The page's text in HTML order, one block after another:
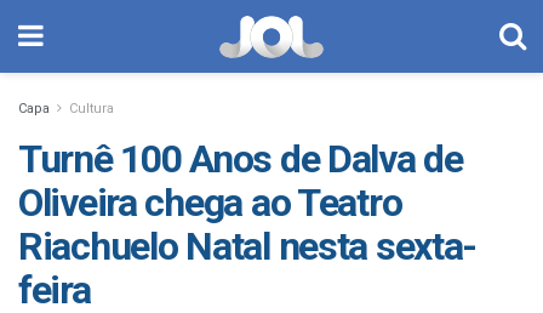
Capa Cultura
Turnê 100 Anos de Dalva de
Oliveira chega ao Teatro
Riachuelo Natal nesta sexta-
feira